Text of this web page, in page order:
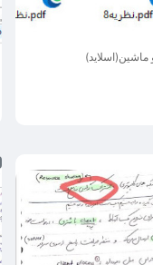
ماشین(اسلاید)